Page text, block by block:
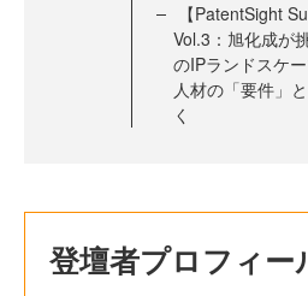
【PatentSight
Vol.3：旭化成が
のIPランドスケ
人材の「要件」
く
登壇者プロフィー